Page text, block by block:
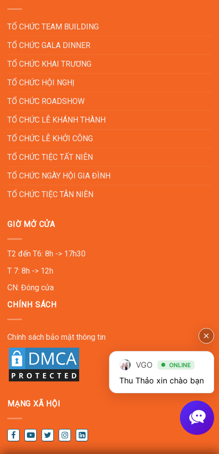
TỔ CHỨC TEAM BUILDING
TỔ CHỨC GALA DINNER
TỔ CHỨC KHAI TRƯƠNG
TỔ CHỨC HỘI NGHỊ
TỔ CHỨC ROADSHOW
TỔ CHỨC LỄ KHÁNH THÀNH
TỔ CHỨC LỄ KHỞI CÔNG
TỔ CHỨC TIỆC TẤT NIÊN
TỔ CHỨC NGÀY HỘI GIA ĐÌNH
TỔ CHỨC TIỆC TÂN NIÊN
GIỜ MỞ CỬA
T2 đến T6: 8h -> 17h30
T 7: 8h -> 12h
CN: Đóng cửa
CHÍNH SÁCH
Chính sách bảo mật thông tin
MẠNG XÃ HỘI
VGO ONLINE
Thu Thảo xin chào bạn